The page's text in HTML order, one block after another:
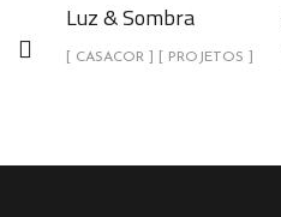
Luz & Sombra
[ CASACOR ] [ PROJETOS ]